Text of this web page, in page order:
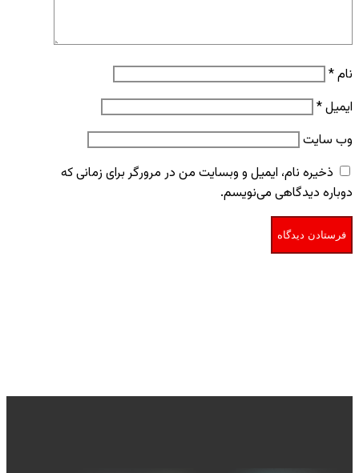
نام*
ایمیل*
وب‌ سایت
ذخیره نام، ایمیل و وبسایت من در مرورگر برای زمانی که
دوباره دیدگاهی می‌نویسم.